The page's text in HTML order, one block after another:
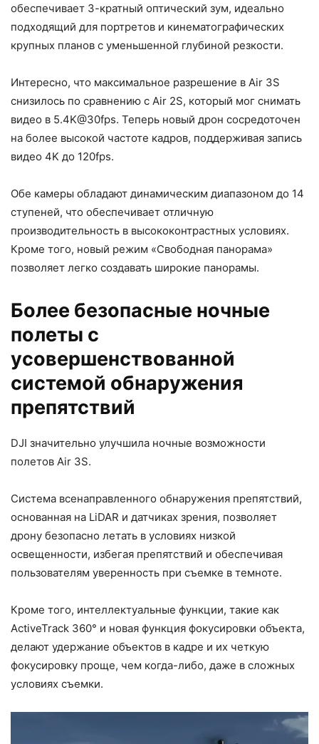
обеспечивает 3-кратный оптический зум, идеально
подходящий для портретов и кинематографических
крупных планов с уменьшенной глубиной резкости.
Интересно, что максимальное разрешение в Air 3S
снизилось по сравнению с Air 2S, который мог снимать
видео в 5.4K@30fps. Теперь новый дрон сосредоточен
на более высокой частоте кадров, поддерживая запись
видео 4K до 120fps.
Обе камеры обладают динамическим диапазоном до 14
ступеней, что обеспечивает отличную
производительность в высококонтрастных условиях.
Кроме того, новый режим «Свободная панорама»
позволяет легко создавать широкие панорамы.
Более безопасные ночные
полеты с
усовершенствованной
системой обнаружения
препятствий
DJI значительно улучшила ночные возможности
полетов Air 3S.
Система всенаправленного обнаружения препятствий,
основанная на LiDAR и датчиках зрения, позволяет
дрону безопасно летать в условиях низкой
освещенности, избегая препятствий и обеспечивая
пользователям уверенность при съемке в темноте.
Кроме того, интеллектуальные функции, такие как
ActiveTrack 360° и новая функция фокусировки объекта,
делают удержание объектов в кадре и их четкую
фокусировку проще, чем когда-либо, даже в сложных
условиях съемки.